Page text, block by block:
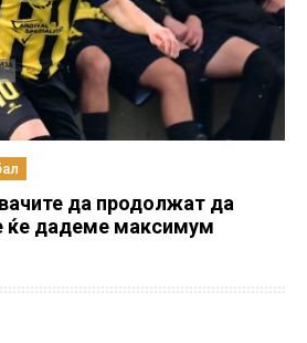
да продолжат да
ќе дадеме максимум